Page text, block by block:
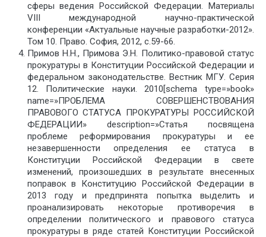
сферы ведения Российской Федерации. Материалы
VIII международной научно-практической
конференции «Актуальные научные разработки-2012».
Том 10. Право. София, 2012, с.59-66.
Примов Н.Н., Примова Э.Н. Политико-правовой статус
прокуратуры в Конституции Российской Федерации и
федеральном законодательстве. Вестник МГУ. Серия
12. Политические науки. 2010[schema type=»book»
name=»ПРОБЛЕМА СОВЕРШЕНСТВОВАНИЯ
ПРАВОВОГО СТАТУСА ПРОКУРАТУРЫ РОССИЙСКОЙ
ФЕДЕРАЦИИ» description=»Статья посвящена
проблеме реформирования прокуратуры и ее
незавершенности определения ее статуса в
Конституции Российской Федерации в свете
изменений, произошедших в результате внесенных
поправок в Конституцию Российской Федерации в
2013 году и предпринята попытка выделить и
проанализировать некоторые противоречия в
определении политического и правового статуса
прокуратуры в ряде статей Конституции Российской